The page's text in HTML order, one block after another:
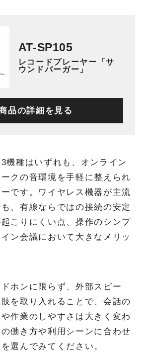
AT-SP105
レコードプレーヤー「サ
ウンドバーガー」
品の詳細を見る
機種はいずれも、オンライン
クの音環境を手軽に整えられ
です。ワイヤレス機器が主流
、有線ならではの接続の安定
こりにくい点、操作のシンプ
ン会議において大きなメリッ
ホンに限らず、外部スピー
を取り入れることで、会話の
作業のしやすさは大きく変わ
働き方や利用シーンに合わせ
選んでみてください。